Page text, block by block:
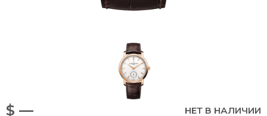
$ — НЕТ В НАЛИЧИИ